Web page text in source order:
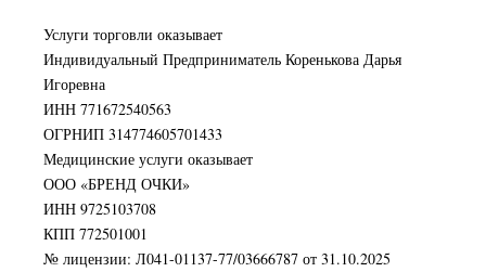
Услуги торговли оказывает
Индивидуальный Предприниматель Коренькова Дарья
Игоревна
ИНН 771672540563
ОГРНИП 314774605701433
Медицинские услуги оказывает
ООО «БРЕНД ОЧКИ»
ИНН 9725103708
КПП 772501001
№ лицензии: Л041-01137-77/03666787 от 31.10.2025